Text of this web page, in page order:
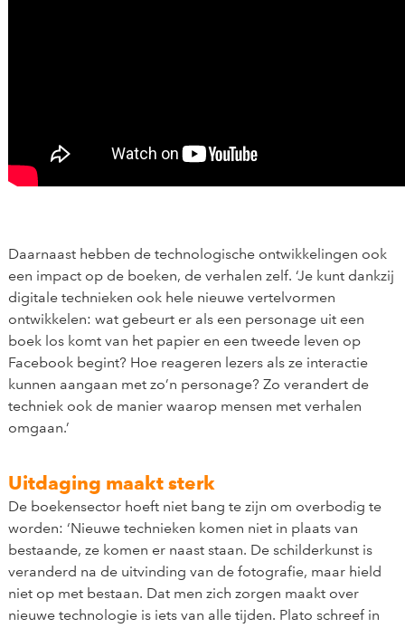
Daarnaast hebben de technologische ontwikkelingen ook
een impact op de boeken, de verhalen zelf. ‘Je kunt dankzij
digitale technieken ook hele nieuwe vertelvormen
ontwikkelen: wat gebeurt er als een personage uit een
boek los komt van het papier en een tweede leven op
Facebook begint? Hoe reageren lezers als ze interactie
kunnen aangaan met zo’n personage? Zo verandert de
techniek ook de manier waarop mensen met verhalen
omgaan.’
Uitdaging maakt sterk
De boekensector hoeft niet bang te zijn om overbodig te
worden: ‘Nieuwe technieken komen niet in plaats van
bestaande, ze komen er naast staan. De schilderkunst is
veranderd na de uitvinding van de fotografie, maar hield
niet op met bestaan. Dat men zich zorgen maakt over
nieuwe technologie is iets van alle tijden. Plato schreef in